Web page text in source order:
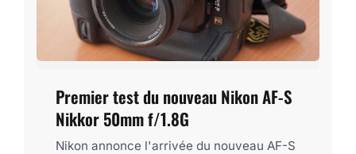
Premier test du nouveau Nikon AF-S
Nikkor 50mm f/1.8G
Nikon annonce l'arrivée du nouveau AF-S